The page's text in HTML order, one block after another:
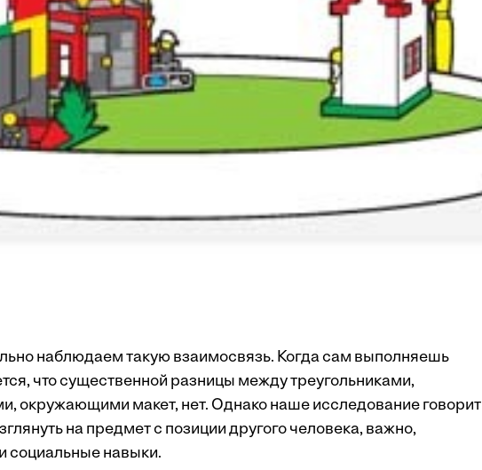
наблюдаем такую взаимосвязь. Когда сам выполняешь
что существенной разницы между треугольниками,
окружающими макет, нет. Однако наше исследование говорит
на предмет с позиции другого человека, важно,
социальные навыки.